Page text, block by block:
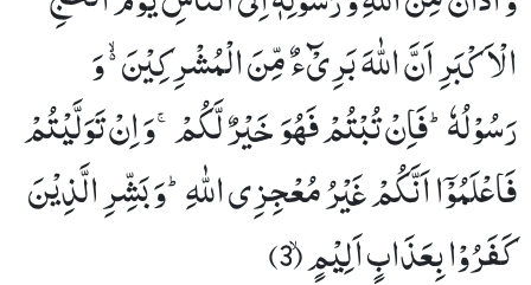
الْاَكْبَرِ اَنَّ اللّٰهَ بَرِیْٓءٌ مِّنَ الْمُشْرِكِیْنَ ﳔ وَ
رَسُوْلُهٗؕ-فَاِنْ تُبْتُمْ فَهُوَ خَیْرٌ لَّكُمْۚ-وَ اِنْ تَوَلَّیْتُمْ
فَاعْلَمُوْۤا اَنَّكُمْ غَیْرُ مُعْجِزِی اللّٰهِؕ-وَ بَشِّرِ الَّذِیْنَ
كَفَرُوْا بِعَذَابٍ اَلِیْمٍۙ (3)